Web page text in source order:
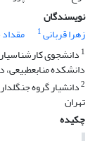
نویسندگان
زهرا قربانی1
1 دانشجوی
دانشکده منابعطبیعی،
2دانشیار گروه
تهران
چکیده